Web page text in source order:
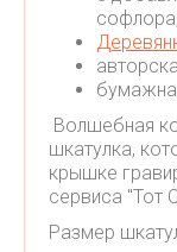
Волшебная
шкатулка,
крышке
сервиса "Тот
Размер